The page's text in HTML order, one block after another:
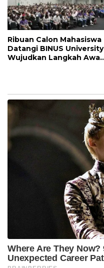
Ribuan Calon Mahasiswa
Datangi BINUS University
Wujudkan Langkah Awal